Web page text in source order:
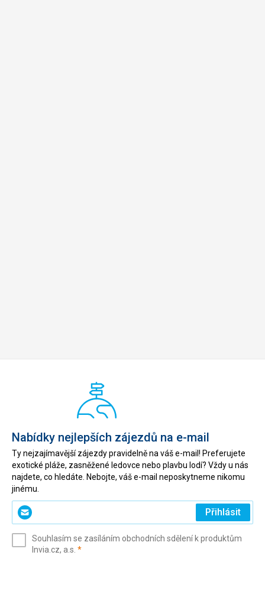
Nabídky nejlepších zájezdů na e-mail
Ty nejzajímavější zájezdy pravidelně na váš e-mail! Preferujete
exotické pláže, zasněžené ledovce nebo plavbu lodí? Vždy u nás
najdete, co hledáte. Nebojte, váš e-mail neposkytneme nikomu
jinému.
Zadejte
svůj
(povinné)
Přihlásit
Souhlasím se zasíláním obchodních sdělení k produktům
Invia.cz, a.s. *(povinné)